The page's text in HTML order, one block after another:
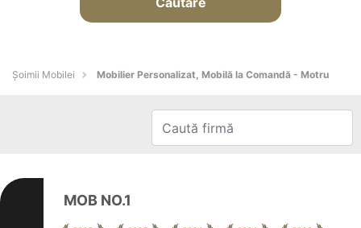
Șoimii Mobilei Mobilier Personalizat, Mobilă la Comandă - Motru
MOB NO.1